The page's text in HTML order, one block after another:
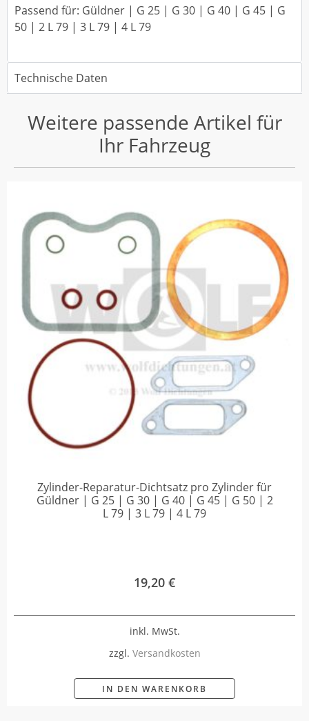
Passend für: Güldner | G 25 | G 30 | G 40 | G 45 | G
50 | 2 L 79 | 3 L 79 | 4 L 79
Technische Daten
Weitere passende Artikel für
Ihr Fahrzeug
Zylinder-Reparatur-Dichtsatz pro Zylinder für
Güldner | G 25 | G 30 | G 40 | G 45 | G 50 | 2
L 79 | 3 L 79 | 4 L 79
19,20 €
inkl. MwSt.
zzgl. Versandkosten
IN DEN WARENKORB